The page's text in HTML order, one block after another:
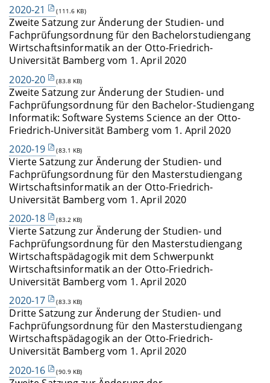
2020-21
(111.6 KB)
Zweite Satzung zur Änderung der Studien- und
Fachprüfungsordnung für den Bachelorstudiengang
Wirtschaftsinformatik an der Otto-Friedrich-
Universität Bamberg vom 1. April 2020
2020-20
(83.8 KB)
Zweite Satzung zur Änderung der Studien- und
Fachprüfungsordnung für den Bachelor-Studiengang
Informatik: Software Systems Science an der Otto-
Friedrich-Universität Bamberg vom 1. April 2020
2020-19
(83.1 KB)
Vierte Satzung zur Änderung der Studien- und
Fachprüfungsordnung für den Masterstudiengang
Wirtschaftsinformatik an der Otto-Friedrich-
Universität Bamberg vom 1. April 2020
2020-18
(83.2 KB)
Vierte Satzung zur Änderung der Studien- und
Fachprüfungsordnung für den Masterstudiengang
Wirtschaftspädagogik mit dem Schwerpunkt
Wirtschaftsinformatik an der Otto-Friedrich-
Universität Bamberg vom 1. April 2020
2020-17
(83.3 KB)
Dritte Satzung zur Änderung der Studien- und
Fachprüfungsordnung für den Masterstudiengang
Wirtschaftspädagogik an der Otto-Friedrich-
Universität Bamberg vom 1. April 2020
2020-16
(90.9 KB)